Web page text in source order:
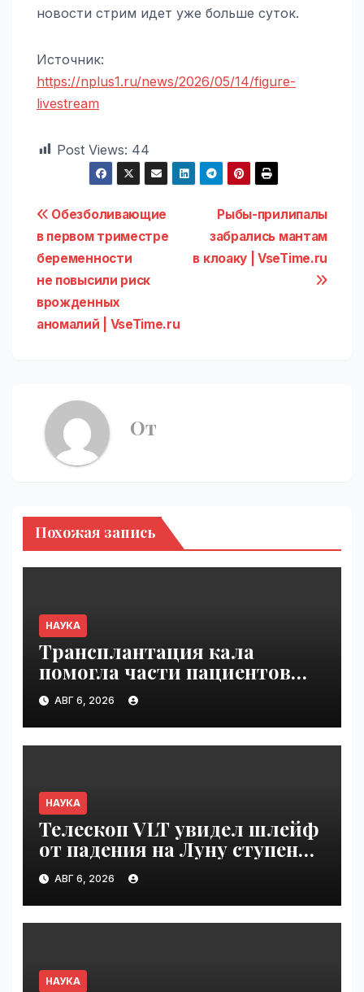
новости стрим идет уже больше суток.
Источник:
https://nplus1.ru/news/2026/05/14/figure-
livestream
Post Views: 44
Навигация
по
записям
Рыбы-прилипалы
забрались мантам
в клоаку | VseTime.ru
Обезболивающие
в первом триместре
беременности
не повысили риск
врожденных
аномалий | VseTime.ru
От
Похожая запись
НАУКА
Трансплантация кала
помогла части пациентов
с пищевой аллергией |
VseTime.ru
АВГ 6, 2026
НАУКА
Телескоп VLT увидел шлейф
от падения на Луну ступени
ракеты Falcon 9 | VseTime.ru
АВГ 6, 2026
НАУКА